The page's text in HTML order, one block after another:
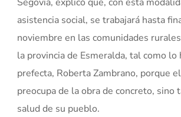
asistencia social, se trabajará hasta
noviembre en las comunidades
la provincia de Esmeralda, tal como lo
prefecta, Roberta Zambrano, porque
preocupa de la obra de concreto, sino
salud de su pueblo.